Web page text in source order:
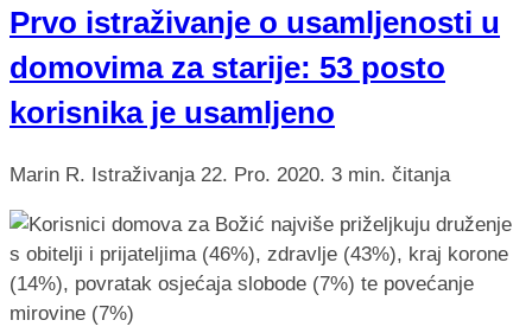
Prvo istraživanje o usamljenosti u
domovima za starije: 53 posto
korisnika je usamljeno
Marin R. Istraživanja 22. Pro. 2020. 3 min. čitanja